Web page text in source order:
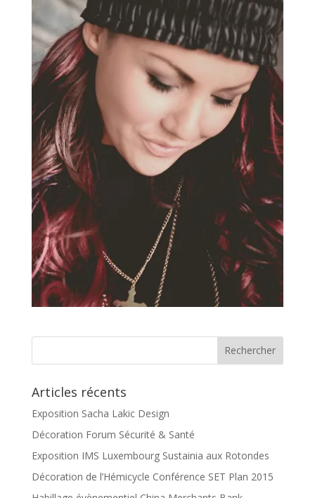
Articles récents
Exposition Sacha Lakic Design
Décoration Forum Sécurité & Santé
Exposition IMS Luxembourg Sustainia aux Rotondes
Décoration de l’Hémicycle Conférence SET Plan 2015